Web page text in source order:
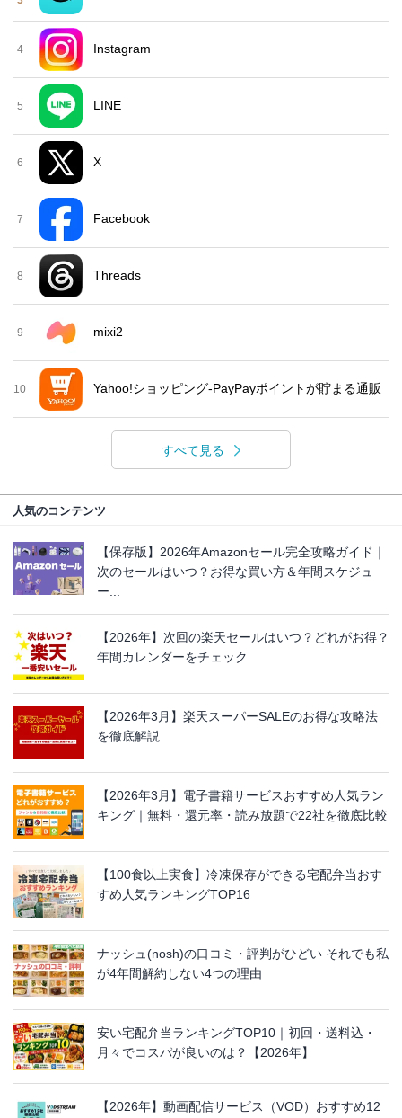
4 Instagram
5 LINE
6 X
7 Facebook
8 Threads
9 mixi2
10 Yahoo!ショッピング-PayPayポイントが貯まる通販
すべて見る
人気のコンテンツ
【保存版】2026年Amazonセール完全攻略ガイド｜
次のセールはいつ？お得な買い方＆年間スケジュ
ー...
【2026年】次回の楽天セールはいつ？どれがお得？
年間カレンダーをチェック
【2026年3月】楽天スーパーSALEのお得な攻略法
を徹底解説
【2026年3月】電子書籍サービスおすすめ人気ラン
キング｜無料・還元率・読み放題で22社を徹底比較
【100食以上実食】冷凍保存ができる宅配弁当おす
すめ人気ランキングTOP16
ナッシュ(nosh)の口コミ・評判がひどい それでも私
が4年間解約しない4つの理由
安い宅配弁当ランキングTOP10｜初回・送料込・
月々でコスパが良いのは？【2026年】
【2026年】動画配信サービス（VOD）おすすめ12